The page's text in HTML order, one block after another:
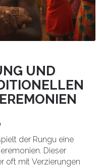
UND
der Rungu eine
Dieser
oft mit Verzierungen